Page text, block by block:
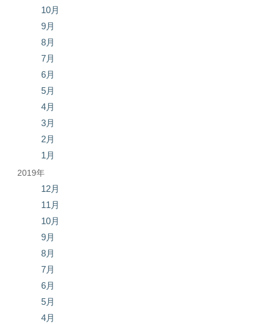
10月
9月
8月
7月
6月
5月
4月
3月
2月
1月
2019年
12月
11月
10月
9月
8月
7月
6月
5月
4月